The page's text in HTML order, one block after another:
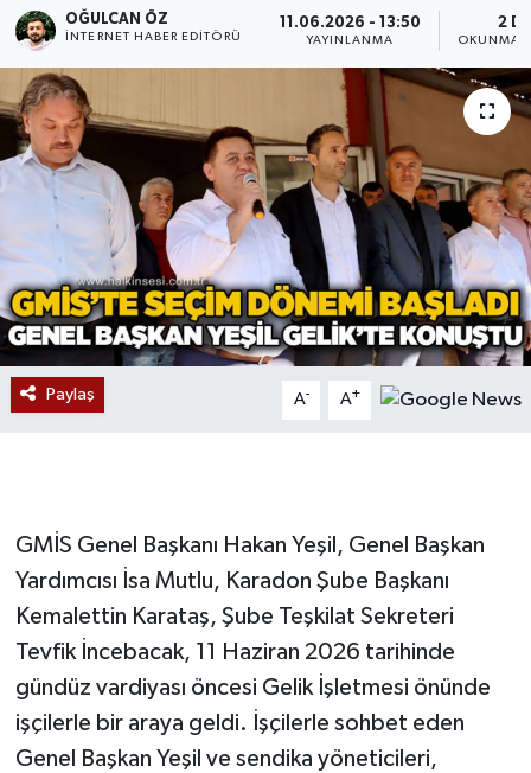
OĞULCAN ÖZ
İNTERNET HABER EDITÖRÜ
11.06.2026 - 13:50
YAYINLANMA
2 DK
OKUNMA
Paylaş A- A+
GMİS Genel Başkanı Hakan Yeşil, Genel Başkan
Yardımcısı İsa Mutlu, Karadon Şube Başkanı
Kemalettin Karataş, Şube Teşkilat Sekreteri
Tevfik İncebacak, 11 Haziran 2026 tarihinde
gündüz vardiyası öncesi Gelik İşletmesi önünde
işçilerle bir araya geldi. İşçilerle sohbet eden
Genel Başkan Yeşil ve sendika yöneticileri,
BİLİM VE TEKNOLOJİ
DUNYA
Düzce
Eğitim
Ekonomi
Genel
Gökçebey
Kültür - Sanat
MAGAZİN
Politika